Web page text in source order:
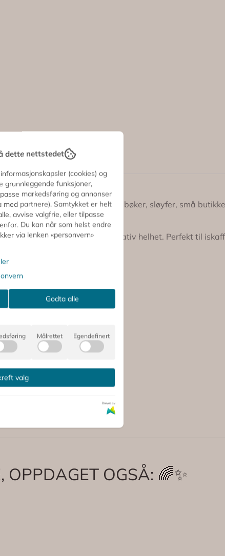
Her er capybara omgitt av bøker, sløyfer, små
gir en praktisk og dekorativ helhet. Perfekt til
OPPDAGET OGSÅ: 🌈✨
dette nettstedet
(cookies) og
grunnleggende funksjoner,
markedsføring og annonser
med partnere). Samtykket er helt
avvise valgfrie, eller tilpasse
Du kan når som helst endre
via lenken «personvern»
Godta alle
Målrettet Egendefinert
valg
Drevet av